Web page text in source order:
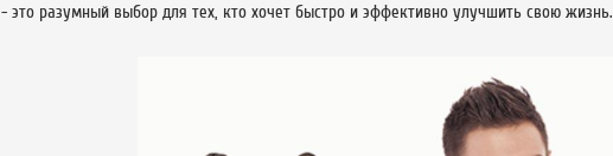
- это разумный выбор для тех, кто хочет быстро и эффективно улучшить свою жизнь.